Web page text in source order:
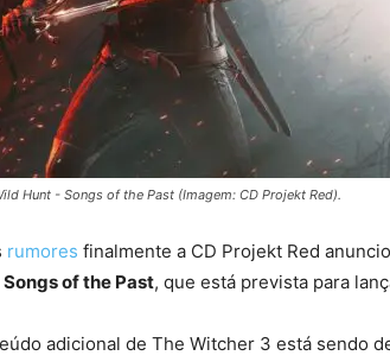
Hunt - Songs of the Past (Imagem: CD Projekt Red).
rumores finalmente a CD Projekt Red
Songs of the Past, que está prevista para
adicional de The Witcher 3 está sendo